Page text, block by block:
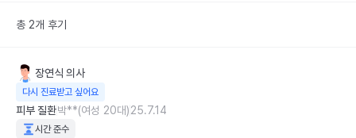
총 2개 후기
장연식 의사
다시 진료받고 싶어요
피부 질환박**(여성 20대)25.7.14
시간 준수